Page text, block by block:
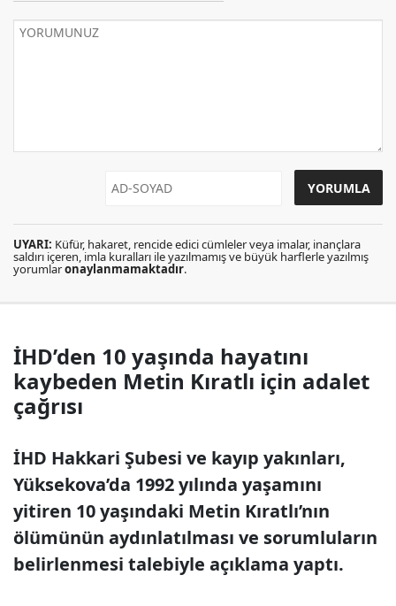
UYARI: Küfür, hakaret, rencide edici cümleler veya imalar, inançlara
saldırı içeren, imla kuralları ile yazılmamış ve büyük harflerle yazılmış
yorumlaronaylanmamaktadır.
İHD’den 10 yaşında hayatını
kaybeden Metin Kıratlı için adalet
çağrısı
İHD Hakkari Şubesi ve kayıp yakınları,
Yüksekova’da 1992 yılında yaşamını
yitiren 10 yaşındaki Metin Kıratlı’nın
ölümünün aydınlatılması ve sorumluların
belirlenmesi talebiyle açıklama yaptı.